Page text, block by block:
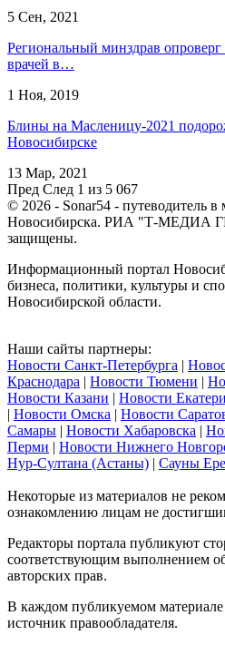
5 Сен, 2021
Региональный минздрав
врачей в…
1 Ноя, 2019
Блины на Масленицу-2021
Новосибирске
13 Мар, 2021
Пред След 1 из 5 067
© 2026 - Sonar54 - путеводитель в
Новосибирска. РИА "Т-МЕДИА
защищены.
Информационный портал
бизнеса, политики, культуры и
Новосибирской области.
Наши сайты партнеры:
Новости Санкт-Петербурга |
Краснодара | Новости Тюмени |
Новости Казани | Новости
| Новости Омска | Новости
Самары | Новости Хабаровска |
Перми | Новости Нижнего
Нур-Султана (Астаны) | Сауны
Некоторые из материалов не
ознакомлению лицам не
Редакторы портала публикуют
соответствующим выполнением
авторских прав.
В каждом публикуемом материале
источник правообладателя.